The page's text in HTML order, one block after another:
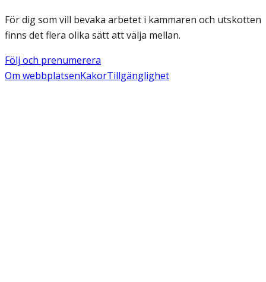
För dig som vill bevaka arbetet i kammaren och utskotten
finns det flera olika sätt att välja mellan.
Följ och prenumerera
Om webbplatsenKakorTillgänglighet